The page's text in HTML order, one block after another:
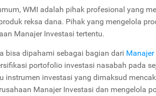
WMI adalah pihak profesional yang
reksa dana. Pihak yang mengelola
Manajer Investasi tertentu.
bisa dipahami sebagai bagian dari Manajer
portofolio investasi nasabah pada
instrumen investasi yang dimaksud
Manajer Investasi dan mengelola